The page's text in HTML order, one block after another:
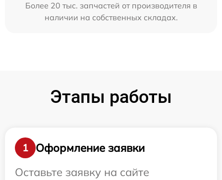
Более 20 тыс. запчастей от производителя в
наличии на собственных складах.
Этапы работы
1
Оформление заявки
Оставьте заявку на сайте